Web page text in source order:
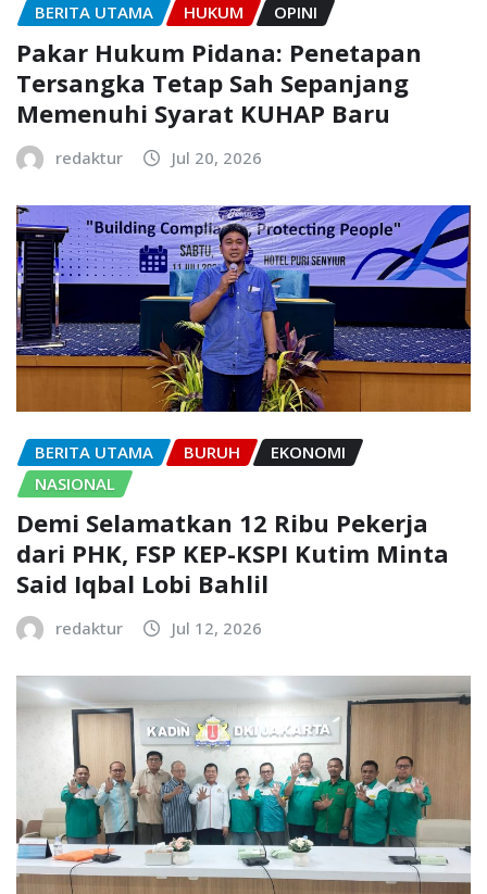
BERITA UTAMA HUKUM OPINI
Pakar Hukum Pidana: Penetapan
Tersangka Tetap Sah Sepanjang
Memenuhi Syarat KUHAP Baru
redaktur Jul 20, 2026
BERITA UTAMA BURUH
EKONOMI
NASIONAL
Demi Selamatkan 12 Ribu Pekerja
dari PHK, FSP KEP-KSPI Kutim Minta
Said Iqbal Lobi Bahlil
redaktur Jul 12, 2026